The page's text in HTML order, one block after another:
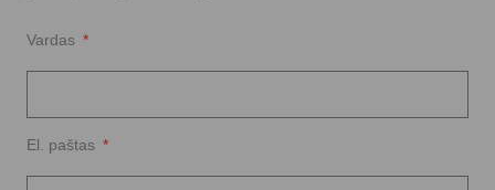
Vardas
El. paštas